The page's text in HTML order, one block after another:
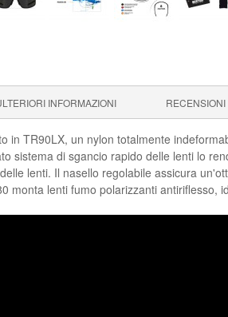
INFORMAZIONI RECENSIONI
in TR90LX, un nylon totalmente
sistema di sgancio rapido delle lenti lo
lenti. Il nasello regolabile assicura
monta lenti fumo polarizzanti antiriflesso,